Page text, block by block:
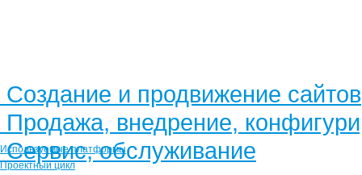
Создание и продвижение сайтов
Продажа, внедрение,
Сервис, обслуживание
Используемые платформы
Проектный цикл